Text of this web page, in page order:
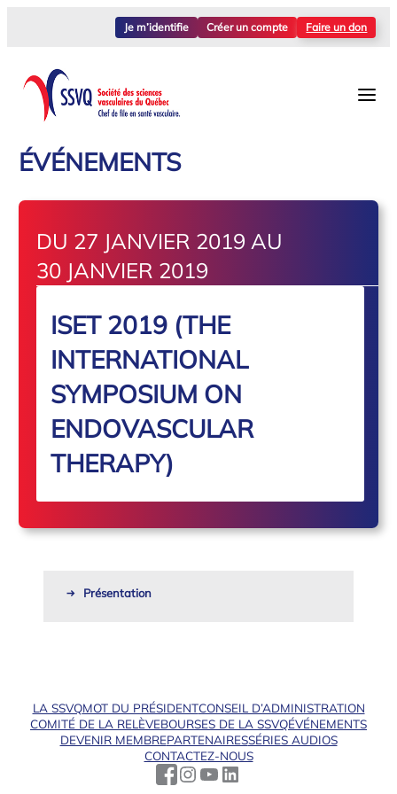
Je m’identifie Créer un compte Faire un don
ÉVÉNEMENTS
DU 27 JANVIER 2019 AU
30 JANVIER 2019
ISET 2019 (THE
INTERNATIONAL
SYMPOSIUM ON
ENDOVASCULAR
THERAPY)
Présentation
LA SSVQMOT DU PRÉSIDENTCONSEIL D’ADMINISTRATION
COMITÉ DE LA RELÈVEBOURSES DE LA SSVQÉVÉNEMENTS
DEVENIR MEMBREPARTENAIRESSÉRIES AUDIOS
CONTACTEZ-NOUS